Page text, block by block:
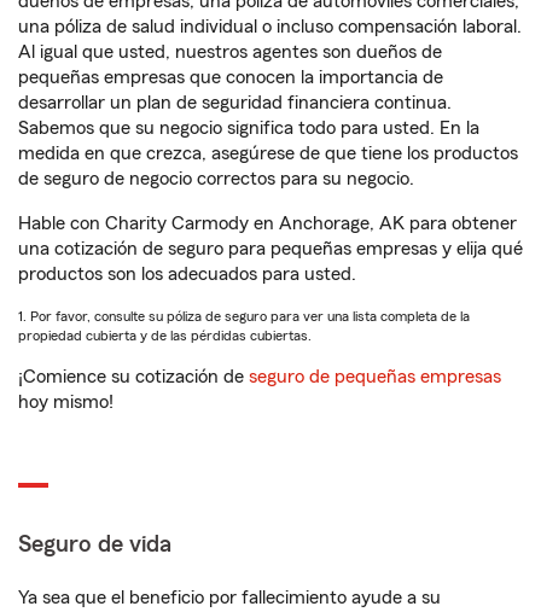
una póliza de salud individual o incluso compensación laboral.
Al igual que usted, nuestros agentes son dueños de
pequeñas empresas que conocen la importancia de
desarrollar un plan de seguridad financiera continua.
Sabemos que su negocio significa todo para usted. En la
medida en que crezca, asegúrese de que tiene los productos
de seguro de negocio correctos para su negocio.
Hable con Charity Carmody en Anchorage, AK para obtener
una cotización de seguro para pequeñas empresas y elija qué
productos son los adecuados para usted.
1. Por favor, consulte su póliza de seguro para ver una lista completa de la
propiedad cubierta y de las pérdidas cubiertas.
¡Comience su cotización de seguro de pequeñas empresas
hoy mismo!
Seguro de vida
Ya sea que el beneficio por fallecimiento ayude a su